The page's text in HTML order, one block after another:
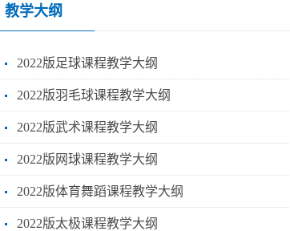
教学大纲
2022版足球课程教学大纲
2022版羽毛球课程教学大纲
2022版武术课程教学大纲
2022版网球课程教学大纲
2022版体育舞蹈课程教学大纲
2022版太极课程教学大纲